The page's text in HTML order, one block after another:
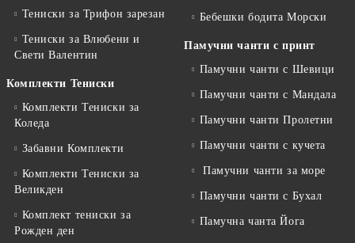
Тениски за Трифон зарезан
Тениски за Влюбени и
Свети Валентин
Комплекти Тениски
Комплекти Тениски за
Коледа
Забавни Комплекти
Комплекти Тениски за
Великден
Комплект тениски за
Рожден ден
Бебешки бодита Морски
Памучни чанти с принт
Памучни чанти с Шевици
Памучни чанти с Мандала
Памучни чанти Пролетни
Памучни чанти с кучета
Памучни чанти за море
Памучни чанти с Бухал
Памучна чанта Йога